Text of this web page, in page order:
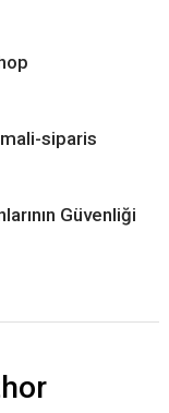
siparis
Güvenliği